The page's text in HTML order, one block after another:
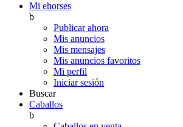
Mi ehorses
b
Publicar ahora
Mis anuncios
Mis mensajes
Mis anuncios favoritos
Mi perfil
Iniciar sesión
Buscar
Caballos
b